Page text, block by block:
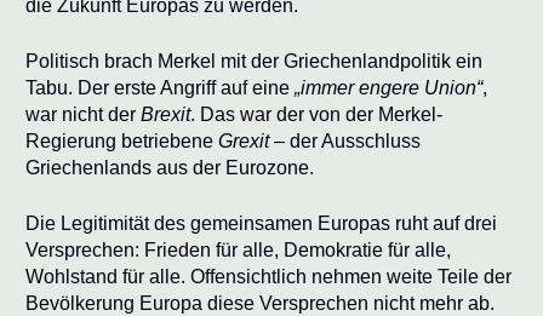
die Zukunft Europas zu werden.
Politisch brach Merkel mit der Griechenlandpolitik ein
Tabu. Der erste Angriff auf eine„immer engere Union“,
war nicht derBrexit. Das war der von der Merkel-
Regierung betriebeneGrexit– der Ausschluss
Griechenlands aus der Eurozone.
Die Legitimität des gemeinsamen Europas ruht auf drei
Versprechen: Frieden für alle, Demokratie für alle,
Wohlstand für alle. Offensichtlich nehmen weite Teile der
Bevölkerung Europa diese Versprechen nicht mehr ab.